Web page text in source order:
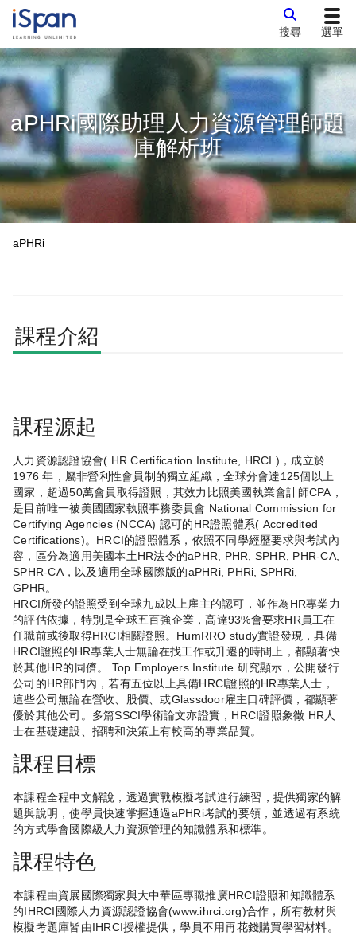
搜尋 選單
aPHRi國際助理人力資源管理師題
庫解析班
aPHRi
課程介紹
課程源起
人力資源認證協會( HR Certification Institute, HRCI )，成立於
1976 年，屬非營利性會員制的獨立組織，全球分會達125個以上
國家，超過50萬會員取得證照，其效力比照美國執業會計師CPA，
是目前唯一被美國國家執照事務委員會 National Commission for
Certifying Agencies (NCCA) 認可的HR證照體系( Accredited
Certifications)。HRCI的證照體系，依照不同學經歷要求與考試內
容，區分為適用美國本土HR法令的aPHR, PHR, SPHR, PHR-CA,
SPHR-CA，以及適用全球國際版的aPHRi, PHRi, SPHRi,
GPHR。
HRCI所發的證照受到全球九成以上雇主的認可，並作為HR專業力
的評估依據，特別是全球五百強企業，高達93%會要求HR員工在
任職前或後取得HRCI相關證照。HumRRO study實證發現，具備
HRCI證照的HR專業人士無論在找工作或升遷的時間上，都顯著快
於其他HR的同儕。 Top Employers Institute 研究顯示，公開發行
公司的HR部門內，若有五位以上具備HRCI證照的HR專業人士，
這些公司無論在營收、股價、或Glassdoor雇主口碑評價，都顯著
優於其他公司。多篇SSCI學術論文亦證實，HRCI證照象徵 HR人
士在基礎建設、招聘和決策上有較高的專業品質。
課程目標
本課程全程中文解說，透過實戰模擬考試進行練習，提供獨家的解
題與說明，使學員快速掌握通過aPHRi考試的要領，並透過有系統
的方式學會國際級人力資源管理的知識體系和標準。
課程特色
本課程由資展國際獨家與大中華區專職推廣HRCI證照和知識體系
的IHRCI國際人力資源認證協會(www.ihrci.org)合作，所有教材與
模擬考題庫皆由IHRCI授權提供，學員不用再花錢購買學習材料。